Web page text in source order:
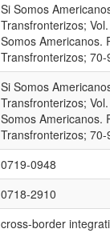
Si Somos
Transfronterizos;
Somos Americanos.
Transfronterizos; 70-
Si Somos
Transfronterizos;
Somos Americanos.
Transfronterizos; 70-
0719-0948
0718-2910
cross-border